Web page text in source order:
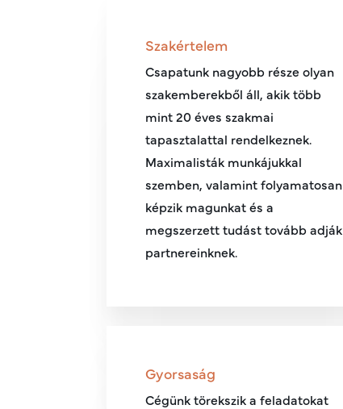
Szakértelem
Csapatunk nagyobb része olyan
szakemberekből áll, akik több
mint 20 éves szakmai
tapasztalattal rendelkeznek.
Maximalisták munkájukkal
szemben, valamint folyamatosan
képzik magunkat és a
megszerzett tudást tovább adják
partnereinknek.
Gyorsaság
Cégünk törekszik a feladatokat